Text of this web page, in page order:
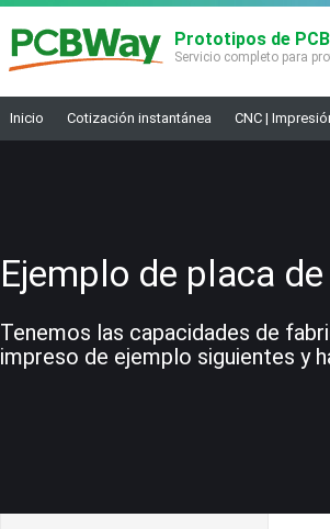
Prototipos de
Servicio completo para
Inicio Cotización instantánea CNC |
Ejemplo de placa
Tenemos las capacidades de
impreso de ejemplo siguientes y